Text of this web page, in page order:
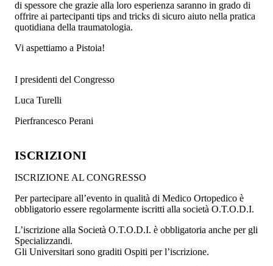
di spessore che grazie alla loro esperienza saranno in grado di
offrire ai partecipanti tips and tricks di sicuro aiuto nella pratica
quotidiana della traumatologia.
Vi aspettiamo a Pistoia!
I presidenti del Congresso
Luca Turelli
Pierfrancesco Perani
ISCRIZIONI
ISCRIZIONE AL CONGRESSO
Per partecipare all’evento in qualità di Medico Ortopedico è
obbligatorio essere regolarmente iscritti alla società O.T.O.D.I.
L’iscrizione alla Società O.T.O.D.I. è obbligatoria anche per gli
Specializzandi.
Gli Universitari sono graditi Ospiti per l’iscrizione.